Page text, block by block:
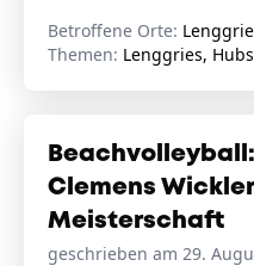
Betroffene Orte:
Themen: Lenggries,
Clemens
Meisterschaft
geschrieben am 29.